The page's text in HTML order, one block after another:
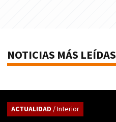
NOTICIAS MÁS LEÍDAS
ACTUALIDAD / Interior